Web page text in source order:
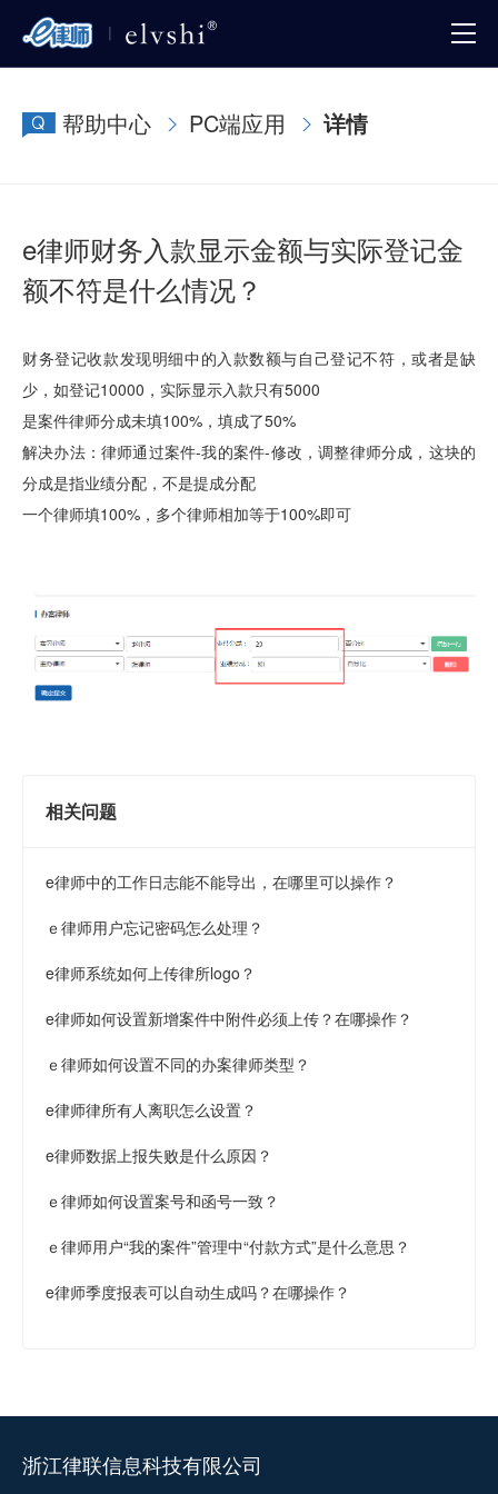
帮助中心 PC端应用 详情
e律师财务入款显示金额与实际登记金
额不符是什么情况？
财务登记收款发现明细中的入款数额与自己登记不符，或者是缺
少，如登记10000，实际显示入款只有5000
是案件律师分成未填100%，填成了50%
解决办法：律师通过案件-我的案件-修改，调整律师分成，这块的
分成是指业绩分配，不是提成分配
一个律师填100%，多个律师相加等于100%即可
相关问题
e律师中的工作日志能不能导出，在哪里可以操作？
ｅ律师用户忘记密码怎么处理？
e律师系统如何上传律所logo？
e律师如何设置新增案件中附件必须上传？在哪操作？
ｅ律师如何设置不同的办案律师类型？
e律师律所有人离职怎么设置？
e律师数据上报失败是什么原因？
ｅ律师如何设置案号和函号一致？
ｅ律师用户“我的案件”管理中“付款方式”是什么意思？
e律师季度报表可以自动生成吗？在哪操作？
浙江律联信息科技有限公司